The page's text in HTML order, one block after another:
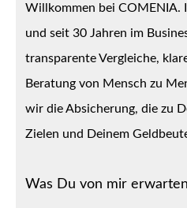
Willkommen bei COMENIA.
und seit 30 Jahren im
transparente Vergleiche,
Beratung von Mensch zu
wir die Absicherung, die zu
Zielen und Deinem
Was Du von mir